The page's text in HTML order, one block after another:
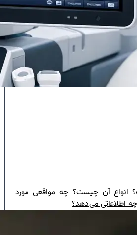
انواع آن چیست؟ چه مواقعی مورد
اطلاعاتی می‌دهد؟